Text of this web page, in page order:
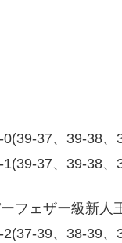
37、39-38
37、39-38
フェザー級新人
39、38-39